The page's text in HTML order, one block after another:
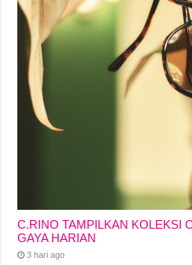
C.RINO TAMPILKAN KOLEKSI
GAYA HARIAN
3 hari ago